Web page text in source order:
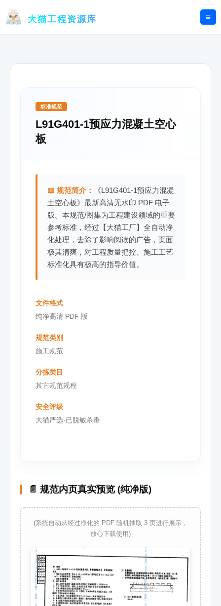
大猫工程资源库
标准规范
L91G401-1预应力混凝土空心
板
📖 规范简介：
《L91G401-1预应力混凝
土空心板》最新高清无水印 PDF 电子
版。本规范/图集为工程建设领域的重要
参考标准，经过【大猫工厂】全自动净
化处理，去除了影响阅读的广告，页面
极其清爽，对工程质量把控、施工工艺
标准化具有极高的指导价值。
文件格式
纯净高清 PDF 版
规范类别
施工规范
分拣类目
其它规范规程
安全评级
大猫严选·已脱敏杀毒
📄 规范内页真实预览 (纯净版)
(系统自动从经过净化的 PDF 随机抽取 3 页进行展示，
放心下载使用)